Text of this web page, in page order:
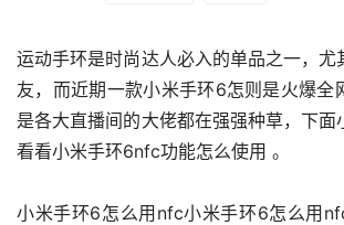
运动手环是时尚达人必入的单品之一，尤
友，而近期一款小米手环6怎则是火爆全
是各大直播间的大佬都在强强种草，下面
看看小米手环6nfc功能怎么使用 。
小米手环6怎么用nfc小米手环6怎么用